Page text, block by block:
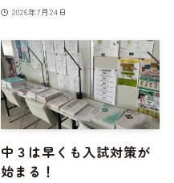
2026年7月24日
中３は早くも入試対策が
始まる！